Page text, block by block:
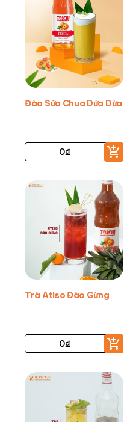
Đào Sữa Chua Dứa Dừa
0₫
Trà Atiso Đào Gừng
0₫